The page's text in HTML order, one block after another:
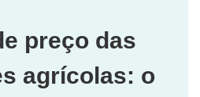
preço das
agrícolas: o